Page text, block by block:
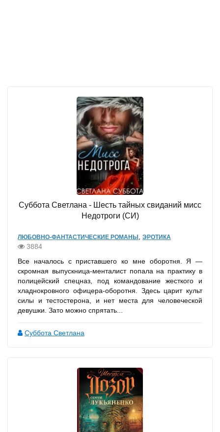
Суббота Светлана - Шесть тайных свиданий мисс
Недотроги (СИ)
ЛЮБОВНО-ФАНТАСТИЧЕСКИЕ РОМАНЫ ЭРОТИКА
3884
Все началось с приставшего ко мне оборотня. Я —
скромная выпускница-менталист попала на практику в
полицейский спецназ, под командование жесткого и
хладнокровного офицера-оборотня. Здесь царит культ
силы и тестостерона, и нет места для человеческой
девушки. Зато можно спрятать...
Суббота Светлана